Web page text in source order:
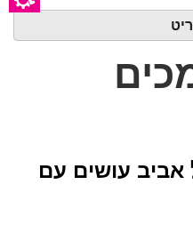
עושים עם